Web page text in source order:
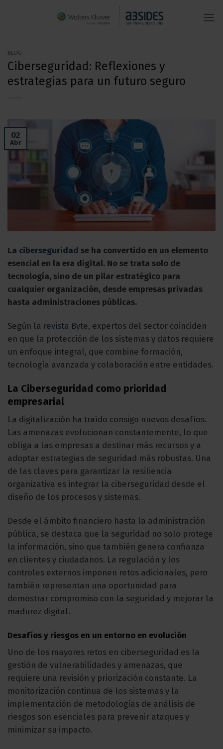
BLOG
Ciberseguridad: Reflexiones y
estrategias para un futuro seguro
02
Abr
La ciberseguridad se ha convertido en un elemento
esencial en la era digital. No se trata solo de
tecnología, sino de un pilar estratégico para
cualquier organización, desde empresas privadas
hasta administraciones públicas.
Según la revista Byte, expertos del sector coinciden
en que la protección de los sistemas y datos requiere
un enfoque integral, que combine formación,
tecnología avanzada y colaboración entre entidades.
La Ciberseguridad como prioridad
empresarial
La digitalización ha traído consigo nuevos desafíos.
Las amenazas evolucionan constantemente, lo que
obliga a las empresas a destinar más recursos y a
adoptar estrategias de seguridad más robustas. Una
de las claves para garantizar la resiliencia
organizativa es integrar la ciberseguridad desde el
diseño de los procesos y sistemas.
Desde el ámbito financiero hasta la administración
pública, se destaca que la seguridad no solo protege
la información, sino que también genera confianza
en clientes y ciudadanos. La regulación y los
controles externos imponen retos adicionales, pero
también representan una oportunidad para
demostrar compromiso con la seguridad y mejorar la
madurez digital.
Desafíos y riesgos en un entorno en evolución
Uno de los mayores retos en ciberseguridad es la
gestión de vulnerabilidades y amenazas, que
requiere una revisión y priorización constante. La
monitorización continua de los sistemas y la
implementación de metodologías de análisis de
riesgos son esenciales para prevenir ataques y
minimizar su impacto.